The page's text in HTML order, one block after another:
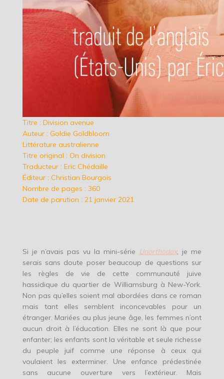
Titre : Division avenue
Auteur : Goldie Goldbloom
Littérature australienne
Titre original : On division
Traducteur : Eric Chédaille
Éditeur : Christian Bourgois
Nombre de pages : 360
Date de parution : 21 janvier 2021
Si je n’avais pas vu la mini-série Unorthodox, je me
serais sans doute poser beaucoup de questions sur
les règles de vie de cette communauté juive
hassidique du quartier de Williamsburg à New-York.
Non pas qu’elles soient mal abordées dans ce roman
mais tant elles semblent inconcevables pour un
étranger. Mariées au plus jeune âge, les femmes n’ont
aucun droit à l’éducation. Elles ne sont là que pour
enfanter; les enfants sont la véritable et seule richesse
du peuple juif comme une réponse à ceux qui
voulaient les exterminer. Une enfance prédestinée
sans aucune ouverture vers l’extérieur. Mais